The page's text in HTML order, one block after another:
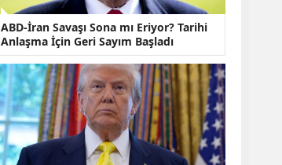
Temmuz 2026 Maaş
Zammı Netleşiyor!
Memur, Emekli ve
Sosyal Yardımlarda
Yeni Oranlar
KOSGEB’den
KOBİ’lere Dev
Finansman Hamlesi:
36 Ay Vadeli 30
Milyon TL Destek
ABD-İran Savaşı Sona mı Eriyor? Tarihi
Anlaşma İçin Geri Sayım Başladı